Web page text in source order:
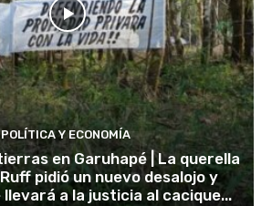
POLÍTICA Y ECONOMÍA
en Garuhapé | La querella
pidió un nuevo desalojo y
a la justicia al cacique...